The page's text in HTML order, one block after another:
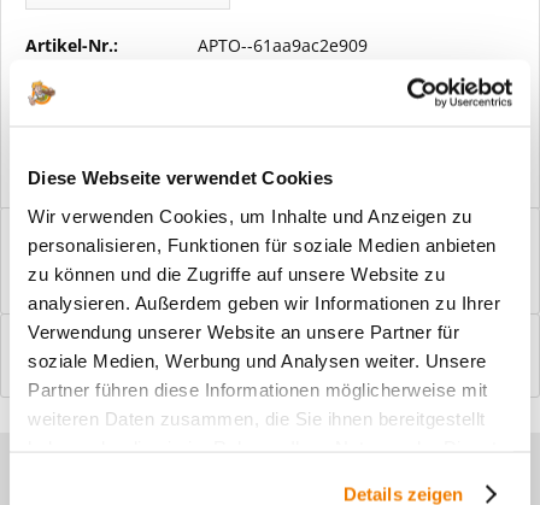
Diese Webseite verwendet Cookies
Wir verwenden Cookies, um Inhalte und Anzeigen zu
personalisieren, Funktionen für soziale Medien anbieten
zu können und die Zugriffe auf unsere Website zu
analysieren. Außerdem geben wir Informationen zu Ihrer
Verwendung unserer Website an unsere Partner für
soziale Medien, Werbung und Analysen weiter. Unsere
Partner führen diese Informationen möglicherweise mit
weiteren Daten zusammen, die Sie ihnen bereitgestellt
Details zeigen
Artikel-Nr.: APTO--61aa9ac2e909
Vorteile
Windfangelemente online am Bildschirm konfigurieren und
einbaufertig bestellen. In wenigen...
Bewertungen
0
Bewertungen lesen, schreiben und diskutieren...mehr
Sie haben Fragen zu unseren